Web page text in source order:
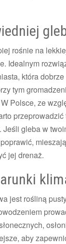
rośnie na
Idealnym
która
tym
Polsce, ze
Jeśli gleba w
jej drenaż.
jest rośliną
aby